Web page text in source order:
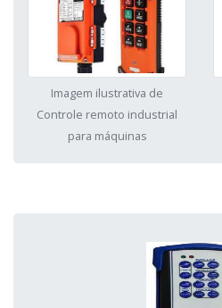
Imagem ilustrativa de
Controle remoto industrial
para máquinas